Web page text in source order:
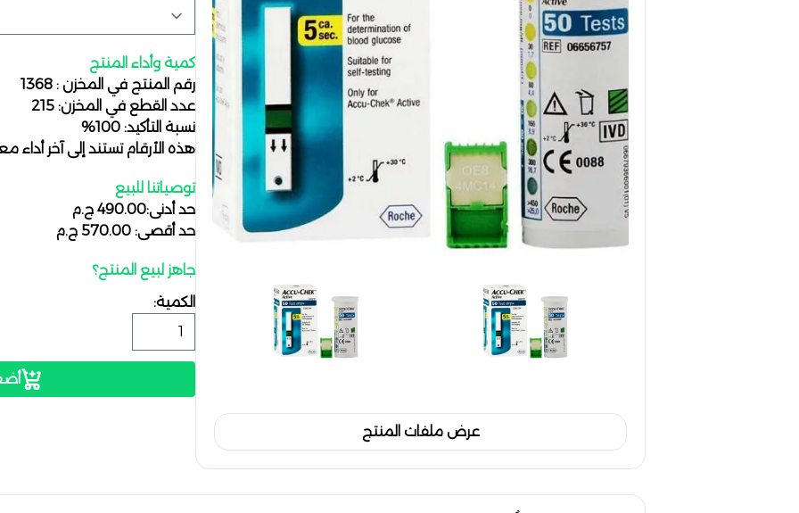
عرض ملفات المنتج
كمية وأداء المنتج
رقم المنتج في المخزن : 1368
عدد القطع في المخزن: 215
نسبة التأكيد: 100%
هذه الأرقام تستند إلى آخر أداء
توصياتنا للبيع
حد أدنى:490.00 ج.م
حد أقصى: 570.00 ج.م
جاهز لبيع المنتج؟
الكمية: